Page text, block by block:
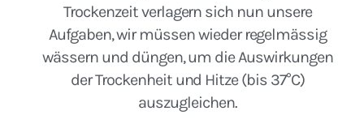
Trockenzeit verlagern sich nun unsere
Aufgaben, wir müssen wieder regelmässig
wässern und düngen, um die Auswirkungen
der Trockenheit und Hitze (bis 37°C)
auszugleichen.